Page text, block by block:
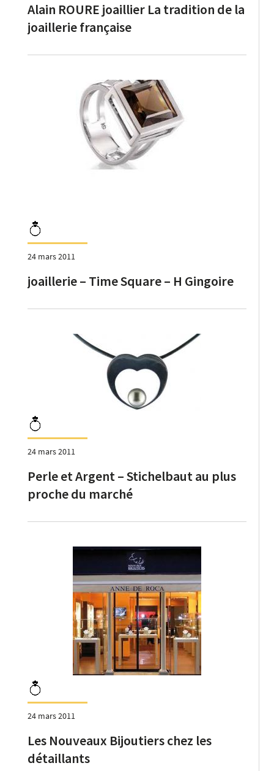
Alain ROURE joaillier La tradition de la
joaillerie française
24 mars 2011
joaillerie – Time Square – H Gingoire
24 mars 2011
Perle et Argent – Stichelbaut au plus
proche du marché
24 mars 2011
Les Nouveaux Bijoutiers chez les
détaillants